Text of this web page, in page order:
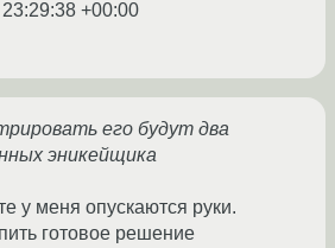
+00:00
его будут два
эникейщика
у меня опускаются руки.
готовое решение